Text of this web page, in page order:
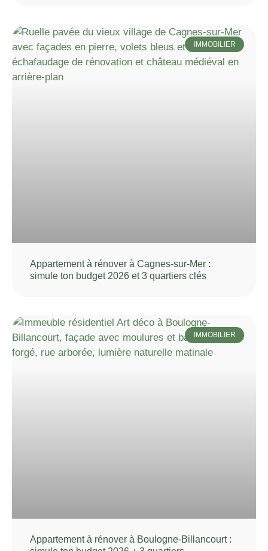
IMMOBILIER
Appartement à rénover à Cagnes-sur-Mer :
simule ton budget 2026 et 3 quartiers clés
IMMOBILIER
Appartement à rénover à Boulogne-Billancourt :